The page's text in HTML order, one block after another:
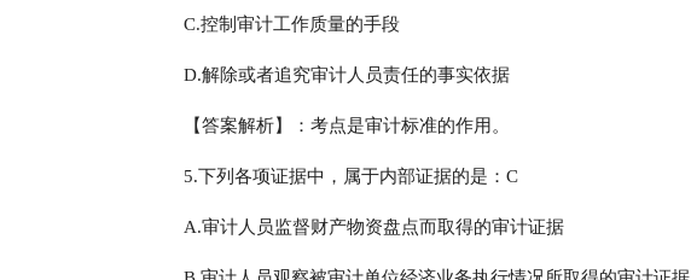
C.控制审计工作质量的手段
D.解除或者追究审计人员责任的事实依据
【答案解析】：考点是审计标准的作用。
5.下列各项证据中，属于内部证据的是：C
A.审计人员监督财产物资盘点而取得的审计证据